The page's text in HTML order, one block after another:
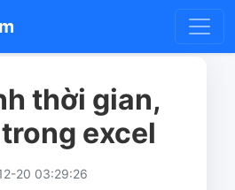
thời gian,
excel
20 03:29:26